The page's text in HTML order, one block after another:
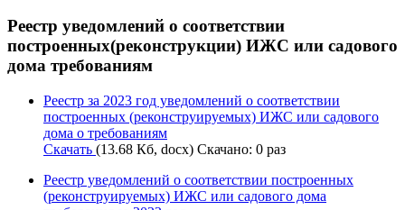
Реестр уведомлений о соответствии
построенных(реконструкции) ИЖС или садового
дома требованиям
Реестр за 2023 год уведомлений о соответствии
построенных (реконструируемых) ИЖС или садового
дома о требованиям
Скачать (13.68 Кб, docx) Скачано: 0 раз
Реестр уведомлений о соответствии построенных
(реконструируемых) ИЖС или садового дома